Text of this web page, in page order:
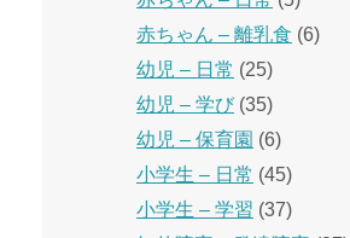
赤ちゃん – 離乳食 (6)
幼児 – 日常 (25)
幼児 – 学び(35)
幼児 – 保育園 (6)
小学生 – 日常 (45)
小学生 – 学習 (37)